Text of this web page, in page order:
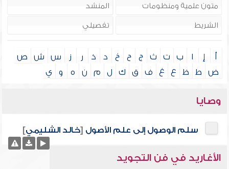
أ إ ا ب ت ث ج ح خ د ذ ر ز س ش
ص
ض
ط ظ ع غ ف ق ك ل م ن ه و ي
وصايا
سلم الوصول إلى علم الأصول [خالد الشليمي]
الأغاريد في فن التجويد